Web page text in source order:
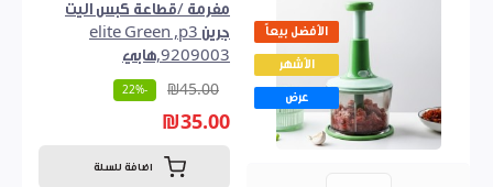
الأفضل بيعاً
الأشهر
عرض
مفرمة /قطاعة كبس اليت
جرين elite Green ,p3
9209003,هابي
₪45.00
-22%
₪35.00
اضافة للسلة